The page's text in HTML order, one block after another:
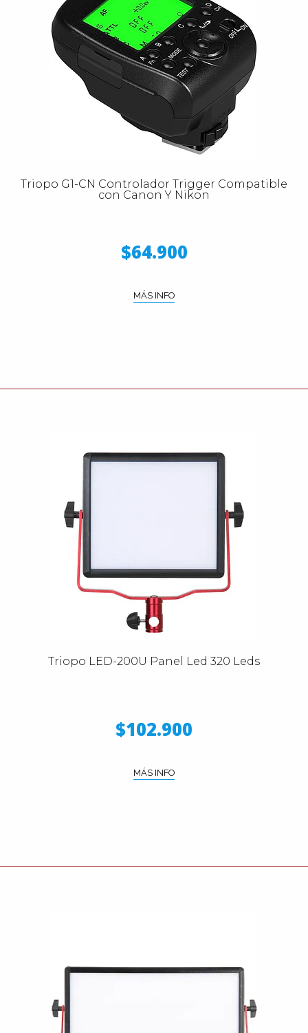
Triopo G1-CN Controlador Trigger Compatible
con Canon Y Nikon
$64.900
MÁS INFO
Triopo LED-200U Panel Led 320 Leds
$102.900
MÁS INFO